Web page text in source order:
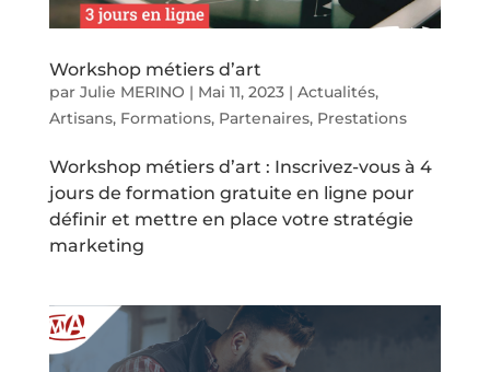
Workshop métiers d’art
par Julie MERINO | Mai 11, 2023| Actualités,
Artisans, Formations, Partenaires, Prestations
Workshop métiers d’art : Inscrivez-vous à 4
jours de formation gratuite en ligne pour
définir et mettre en place votre stratégie
marketing